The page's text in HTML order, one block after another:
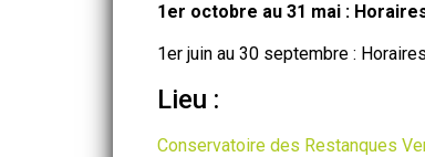
1er octobre au 31 mai :
1er juin au 30 septembre :
Lieu :
Conservatoire des Restanques